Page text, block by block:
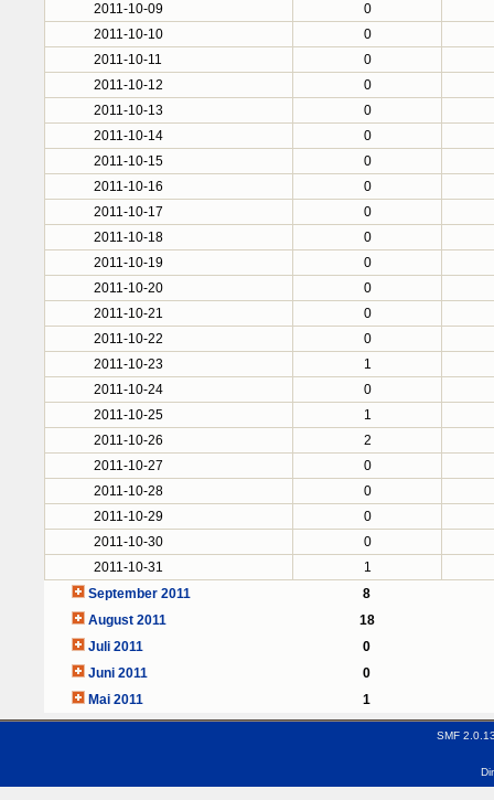
2011-10-09
0
2011-10-10
0
2011-10-11
0
2011-10-12
0
2011-10-13
0
2011-10-14
0
2011-10-15
0
2011-10-16
0
2011-10-17
0
2011-10-18
0
2011-10-19
0
2011-10-20
0
2011-10-21
0
2011-10-22
0
2011-10-23
1
2011-10-24
0
2011-10-25
1
2011-10-26
2
2011-10-27
0
2011-10-28
0
2011-10-29
0
2011-10-30
0
2011-10-31
1
September 2011
8
August 2011
18
Juli 2011
0
Juni 2011
0
Mai 2011
1
SMF